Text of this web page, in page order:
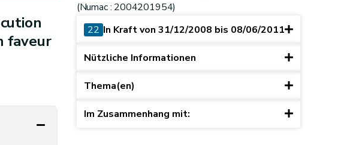
faveur
(Numac : 2004201954)
22 In Kraft von 31/12/2008 bis 08/06/2011
Nützliche Informationen
Thema(en)
Im Zusammenhang mit: